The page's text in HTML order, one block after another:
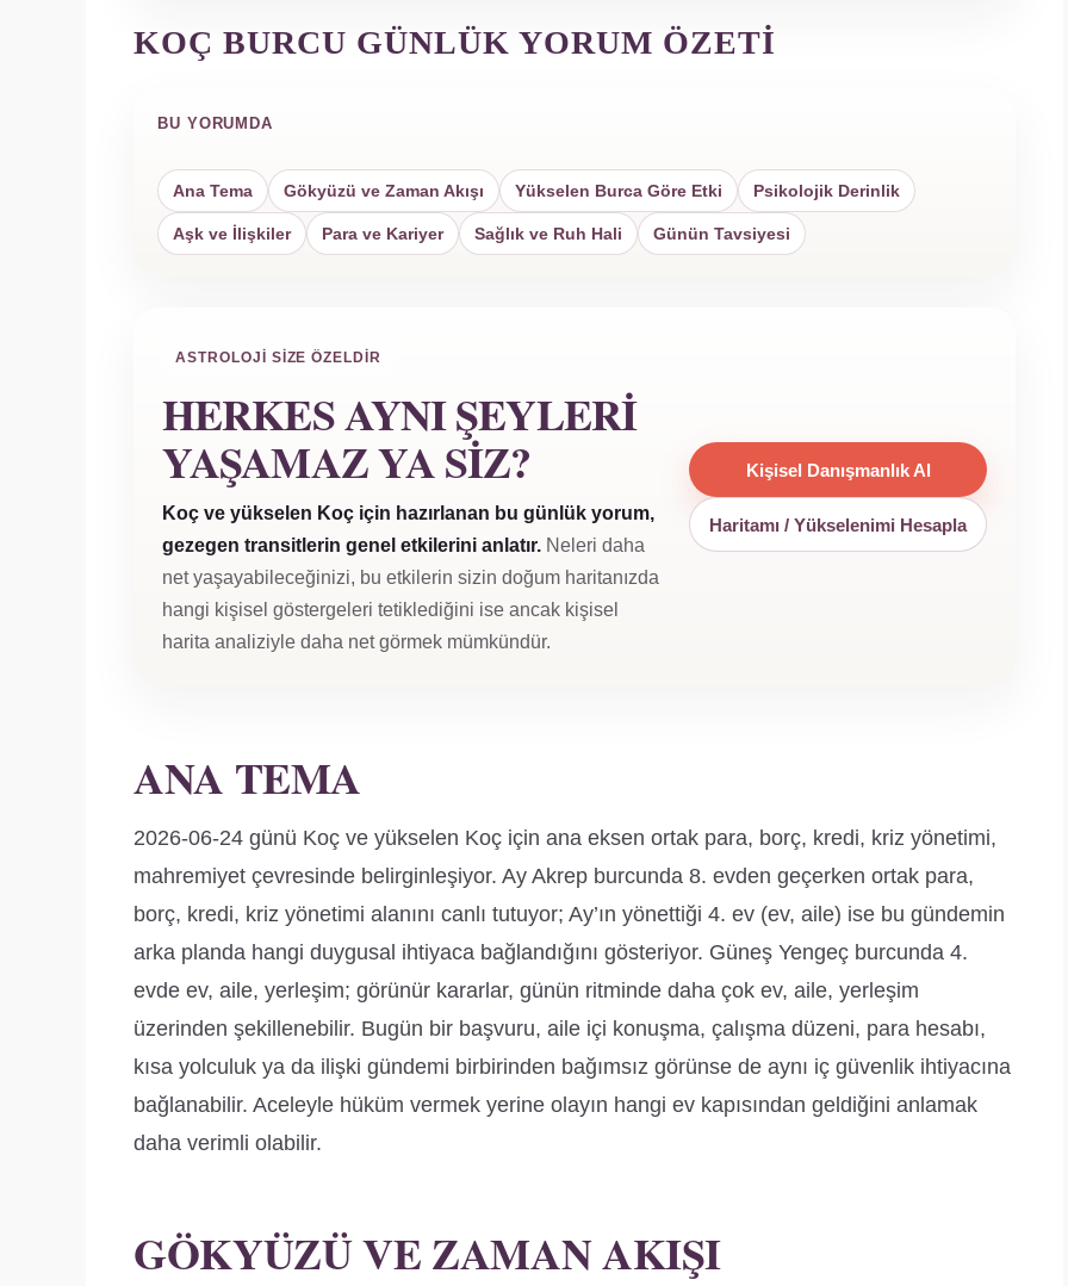
KOÇ BURCU GÜNLÜK YORUM ÖZETI
BU YORUMDA
Ana Tema Gökyüzü ve Zaman Akışı Yükselen Burca Göre Etki Psikolojik Derinlik
Aşk ve İlişkiler Para ve Kariyer Sağlık ve Ruh Hali Günün Tavsiyesi
ASTROLOJI SIZE ÖZELDIR
HERKES AYNI ŞEYLERI
YAŞAMAZ YA SIZ?
Koç ve yükselen Koç için hazırlanan bu günlük yorum,
gezegen transitlerin genel etkilerini anlatır. Neleri daha
net yaşayabileceğinizi, bu etkilerin sizin doğum haritanızda
hangi kişisel göstergeleri tetiklediğini ise ancak kişisel
harita analiziyle daha net görmek mümkündür.
Kişisel Danışmanlık Al
Haritamı / Yükselenimi Hesapla
ANA TEMA
2026-06-24 günü Koç ve yükselen Koç için ana eksen ortak para, borç, kredi, kriz yönetimi,
mahremiyet çevresinde belirginleşiyor. Ay Akrep burcunda 8. evden geçerken ortak para,
borç, kredi, kriz yönetimi alanını canlı tutuyor; Ay’ın yönettiği 4. ev (ev, aile) ise bu gündemin
arka planda hangi duygusal ihtiyaca bağlandığını gösteriyor. Güneş Yengeç burcunda 4.
evde ev, aile, yerleşim; görünür kararlar, günün ritminde daha çok ev, aile, yerleşim
üzerinden şekillenebilir. Bugün bir başvuru, aile içi konuşma, çalışma düzeni, para hesabı,
kısa yolculuk ya da ilişki gündemi birbirinden bağımsız görünse de aynı iç güvenlik ihtiyacına
bağlanabilir. Aceleyle hüküm vermek yerine olayın hangi ev kapısından geldiğini anlamak
daha verimli olabilir.
GÖKYÜZÜ VE ZAMAN AKIŞI